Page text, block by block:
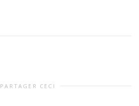
PARTAGER CECI